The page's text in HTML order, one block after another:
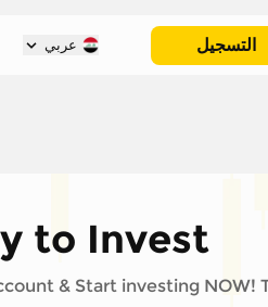
التسجيل عربي
to Invest
& Start investing NOW!